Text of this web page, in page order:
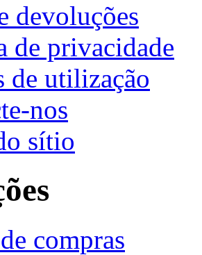
devoluções
de privacidade
de utilização
nos
sítio
compras